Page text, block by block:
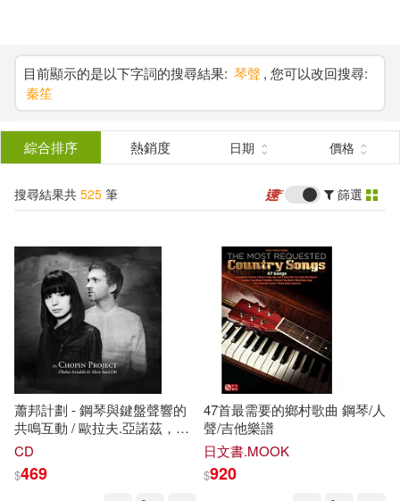
尋分類
婦幼生活(12) 鞋包配件(1)
電子書(10)
作者 (可複選)
江晨(8) 丁芷諾(5)
陳干(5) [奧]車爾尼 作曲(4)
人民音樂出版社編輯部(4)
目前顯示的是以下字詞的搜尋結果: 琴聲, 您可以改回搜尋:
秦笙
綜合排序 熱銷度 日期 價格
搜尋結果共 525 筆 篩選
蕭邦計劃 - 鋼琴與鍵盤聲響的
共鳴互動 / 歐拉夫.亞諾茲，鋼
琴、合成器等 / 愛麗絲.紗良.奧
Alice Sara Ott, Olafur Arnalds)
CD
$469
47首最需要的鄉村歌曲 鋼琴/人
聲/吉他樂譜
日文書.MOOK
$920